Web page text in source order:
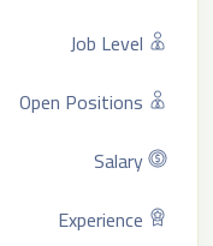
Job Level
Open Positions
Salary
Experience